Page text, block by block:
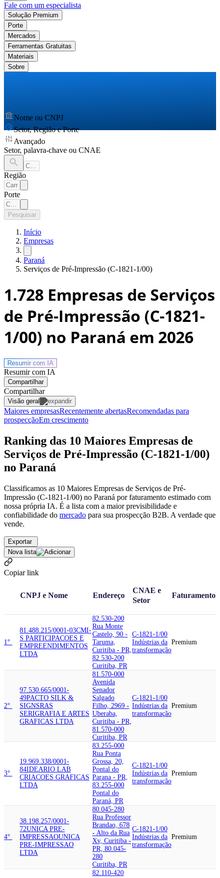
Fale com um especialista
Solução Premium
Porte
Mercados
Ferramentas Gratuitas
Materiais
Sobre
Nome ou CNPJ
Setor, Região e Porte
Avançado
Setor, palavra-chave ou CNAE
Região
Porte
Pesquisar
Início
Empresas
Paraná
Serviços de Pré-Impressão (C-1821-1/00)
1.728 Empresas de Serviços
de Pré-Impressão (C-1821-
1/00) no Paraná em 2026
Resumir com IA
Resumir com IA
Compartilhar
Compartilhar
Visão geral
Maiores empresasRecentemente abertasRecomendadas para
prospecçãoEm crescimento
Ranking das 10 Maiores Empresas de
Serviços de Pré-Impressão (C-1821-1/00)
no Paraná
Classificamos as 10 Maiores Empresas de Serviços de Pré-
Impressão (C-1821-1/00) no Paraná por faturamento estimado com
nossa própria IA. É a lista com a maior previsibilidade e
confiabilidade do mercado para sua prospecção B2B. A verdade que
vende.
Exportar
Nova lista
Copiar link
CNPJ e Nome Endereço
CNAE e
Setor
Faturamento
1°
81.488.215/0001-03CMI-
S PARTICIPACOES E
EMPREENDIMENTOS
LTDA
82.530-200
Rua Monte
Castelo, 90 -
Taruma,
Curitiba - PR,
82.530-200
Curitiba, PR
C-1821-1/00
Indústrias da
transformação
Premium
2°
97.530.665/0001-
49PACTO SILK &
SIGNSRAS
SERIGRAFIA E ARTES
GRAFICAS LTDA
81.570-000
Avenida
Senador
Salgado
Filho, 2969 -
Uberaba,
Curitiba - PR,
81.570-000
Curitiba, PR
C-1821-1/00
Indústrias da
transformação
Premium
3°
19.969.338/0001-
84IDEARIO LAB
CRIACOES GRAFICAS
LTDA
83.255-000
Rua Ponta
Grossa, 20,
Pontal do
Parana - PR,
83.255-000
Pontal do
Paraná, PR
C-1821-1/00
Indústrias da
transformação
Premium
4°
38.198.257/0001-
72UNICA PRE-
IMPRESSAOUNICA
PRE-IMPRESSAO
LTDA
80.045-280
Rua Professor
Brandao, 678
- Alto da Rua
Xv, Curitiba -
PR, 80.045-
280
Curitiba, PR
C-1821-1/00
Indústrias da
transformação
Premium
82.110-420